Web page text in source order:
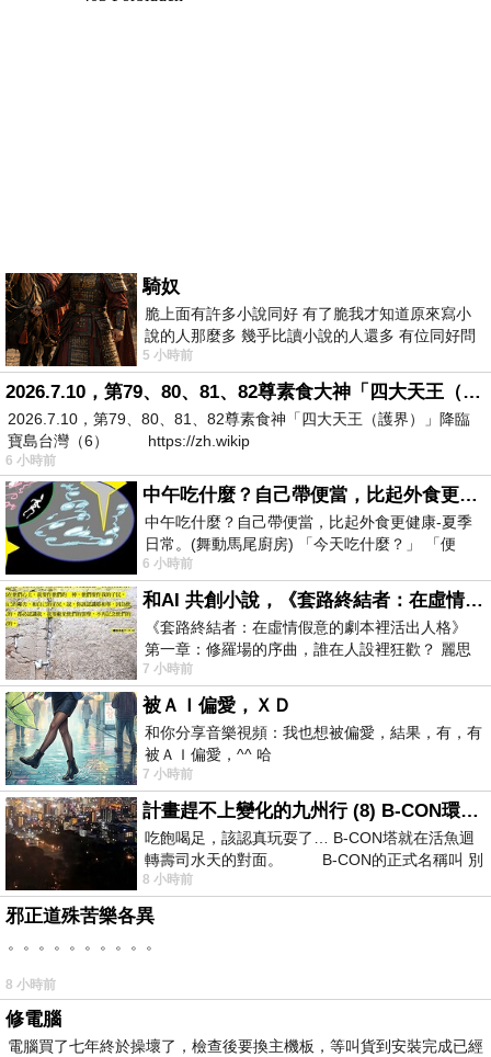
騎奴
脆上面有許多小說同好 有了脆我才知道原來寫小
說的人那麼多 幾乎比讀小說的人還多 有位同好問
了一個問題 她說為什麼高中文學獎的
5 小時前
2026.7.10，第79、80、81、82尊素食大神「四大天王（護界）」降臨寶島台灣（6）
2026.7.10，第79、80、81、82尊素食神「四大天王（護界）」降臨
寶島台灣（6） https://zh.wikip
6 小時前
中午吃什麼？自己帶便當，比起外食更健康-夏季日常。(舞動馬尾廚房)
中午吃什麼？自己帶便當，比起外食更健康-夏季
日常。(舞動馬尾廚房) 「今天吃什麼？」 「便
當？麵？還是炒飯？」 每天都在選擇
6 小時前
和AI 共創小說，《套路終結者：在虛情假意的劇本裡活出人格》
《套路終結者：在虛情假意的劇本裡活出人格》
第一章：修羅場的序曲，誰在人設裡狂歡？ 麗思
卡爾頓酒店的總統套房內，燈光昏
7 小時前
被ＡＩ偏愛，ＸＤ
和你分享音樂視頻：我也想被偏愛，結果，有，有
被ＡＩ偏愛，^^ 哈
7 小時前
計畫趕不上變化的九州行 (8) B-CON環球塔
吃飽喝足，該認真玩耍了… B-CON塔就在活魚迴
轉壽司水天的對面。 B-CON的正式名稱叫 別
8 小時前
邪正道殊苦樂各異
。。。。。。。。。。
8 小時前
修電腦
電腦買了七年終於操壞了，檢查後要換主機板，等叫貨到安裝完成已經